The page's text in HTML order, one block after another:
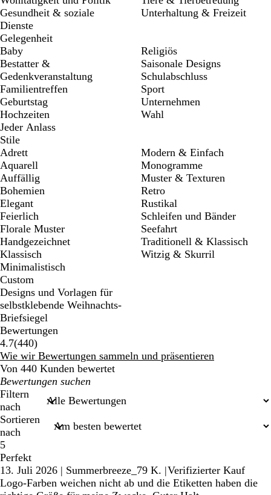
Gesundheit & soziale
Dienste
Unterhaltung & Freizeit
Gelegenheit
Baby
Bestatter &
Gedenkveranstaltung
Familientreffen
Geburtstag
Hochzeiten
Jeder Anlass
Religiös
Saisonale Designs
Schulabschluss
Sport
Unternehmen
Wahl
Stile
Adrett
Aquarell
Auffällig
Bohemien
Elegant
Feierlich
Florale Muster
Handgezeichnet
Klassisch
Minimalistisch
Modern & Einfach
Monogramme
Muster & Texturen
Retro
Rustikal
Schleifen und Bänder
Seefahrt
Traditionell & Klassisch
Witzig & Skurril
Custom
Designs und Vorlagen für
selbstklebende Weihnachts-
Briefsiegel
Bewertungen
4.7(440440
Bewertungen
)
Wie wir Bewertungen sammeln und präsentieren
Von 440 Kunden bewertet
Meine
Sucheingaben
Filtern
nach
Sortieren
nach
5
Perfekt
13. Juli 2026 | Summerbreeze_79 K. |Verifizierter Kauf
Logo-Farben weichen nicht ab und die Etiketten haben die